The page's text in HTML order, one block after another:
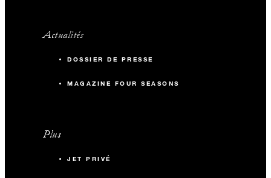
Actualités
DOSSIER DE PRESSE
MAGAZINE FOUR SEASONS
Plus
JET PRIVÉ